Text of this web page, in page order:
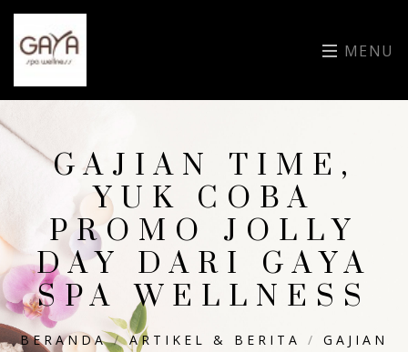
MENU
GAJIAN TIME,
YUK COBA
PROMO JOLLY
DAY DARI GAYA
SPA WELLNESS
BERANDA /ARTIKEL & BERITA / GAJIAN